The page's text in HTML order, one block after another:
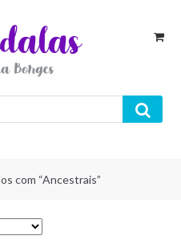
com “Ancestrais”